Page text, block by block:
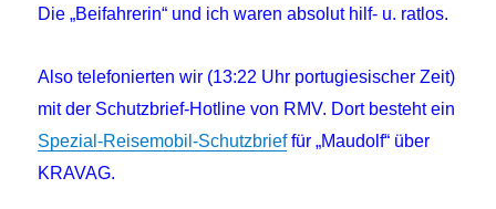
Die „Beifahrerin“ und ich waren absolut hilf- u. ratlos.
Also telefonierten wir (13:22 Uhr portugiesischer Zeit)
mit der Schutzbrief-Hotline von RMV. Dort besteht ein
Spezial-Reisemobil-Schutzbrieffür „Maudolf“ über
KRAVAG.